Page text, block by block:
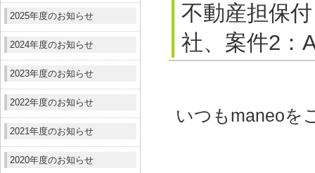
2025年度のお知らせ
2024年度のお知らせ
2023年度のお知らせ
2022年度のお知らせ
2021年度のお知らせ
2020年度のお知らせ
不動産担保
社、案件2：
いつもmaneoを